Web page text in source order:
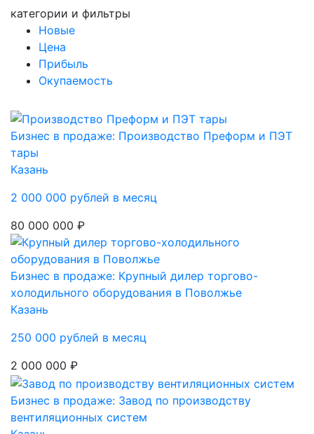
категории и фильтры
Новые
Цена
Прибыль
Окупаемость
Бизнес в продаже: Производство Преформ и ПЭТ
тары
Казань
2 000 000 рублей в месяц
80 000 000 ₽
Бизнес в продаже: Крупный дилер торгово-
холодильного оборудования в Поволжье
Казань
250 000 рублей в месяц
2 000 000 ₽
Бизнес в продаже: Завод по производству
вентиляционных систем